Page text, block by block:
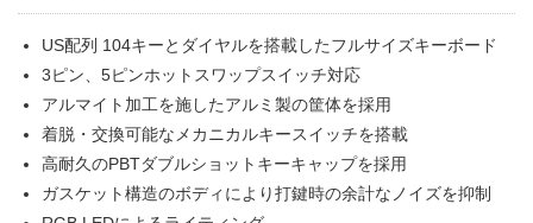
US配列 104キーとダイヤルを搭載したフルサイズキーボード
3ピン、5ピンホットスワップスイッチ対応
アルマイト加工を施したアルミ製の筐体を採用
着脱・交換可能なメカニカルキースイッチを搭載
高耐久のPBTダブルショットキーキャップを採用
ガスケット構造のボディにより打鍵時の余計なノイズを抑制